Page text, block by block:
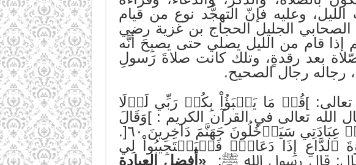
وعليه فإنّ التهجُّد نوع من قيام
الصحابي الجليل الحجاج بن غزية رضي
قام من الليل يصلي حتى يصبِحَ أنَّه
بعد رقدةٍ، وتلك كانت صلاةَ رَسولِ
رجاله رجال الصحيح.
تعالى: ]قُلۡ مَا يَعۡبَؤُاْ بِكُمۡ رَبِّي لَوۡلَا
الله تعالى في القرآن الكريم : ]وَقَالَ
رَبُّكُمُ ٱدۡعُونِيٓ أَسۡتَجِبۡ لَكُمۡۚ إِنَّ ٱلَّذِينَ يَسۡتَكۡبِرُونَ عَنۡ عِبَادَتِي سَيَدۡخُلُونَ جَهَنَّمَ دَاخِرِينَ ٦٠[.
ٱلدَّاعِ إِذَا دَعَانِۖ فَلۡيَسۡتَجِيبُواْ لِي
‏ «أفضل العبادة